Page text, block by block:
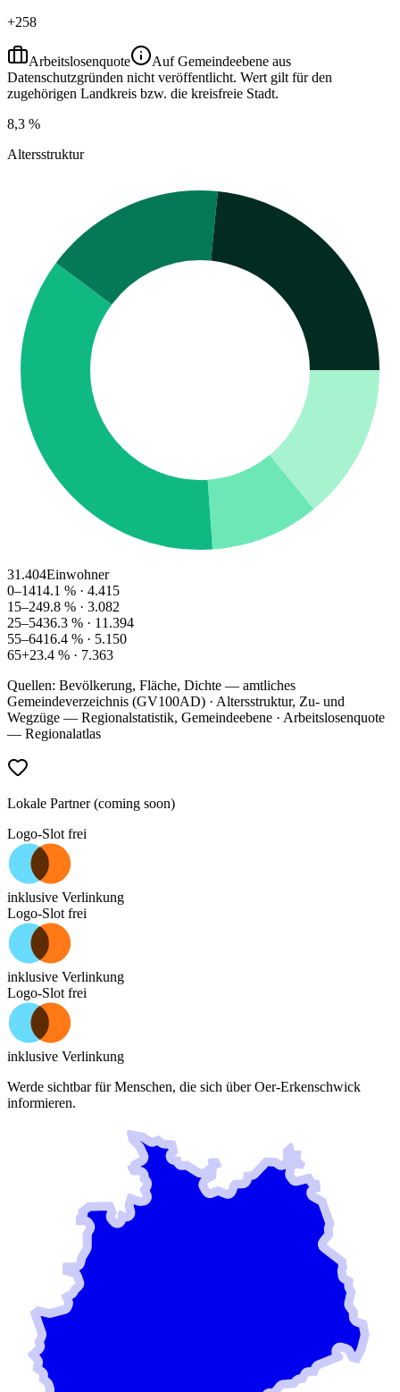
+258
Arbeitslosenquote
Auf Gemeindeebene aus
Datenschutzgründen nicht veröffentlicht. Wert gilt für den
zugehörigen Landkreis bzw. die kreisfreie Stadt.
8,3 %
Altersstruktur
31.404Einwohner
0–1414.1 % · 4.415
15–249.8 % · 3.082
25–5436.3 % · 11.394
55–6416.4 % · 5.150
65+23.4 % · 7.363
Quellen: Bevölkerung, Fläche, Dichte — amtliches
Gemeindeverzeichnis (GV100AD) · Altersstruktur, Zu- und
Wegzüge — Regionalstatistik, Gemeindeebene · Arbeitslosenquote
— Regionalatlas
Lokale Partner (coming soon)
Logo-Slot frei
inklusive Verlinkung
Logo-Slot frei
inklusive Verlinkung
Logo-Slot frei
inklusive Verlinkung
Werde sichtbar für Menschen, die sich überOer-Erkenschwick
informieren.